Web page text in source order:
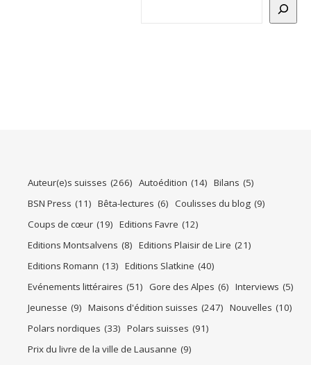
Auteur(e)s suisses (266) Autoédition (14) Bilans (5)
BSN Press (11) Bêta-lectures (6) Coulisses du blog (9)
Coups de cœur (19) Editions Favre (12)
Editions Montsalvens (8) Editions Plaisir de Lire (21)
Editions Romann (13) Editions Slatkine (40)
Evénements littéraires (51) Gore des Alpes (6) Interviews (5)
Jeunesse (9) Maisons d'édition suisses (247) Nouvelles (10)
Polars nordiques (33) Polars suisses (91)
Prix du livre de la ville de Lausanne (9)